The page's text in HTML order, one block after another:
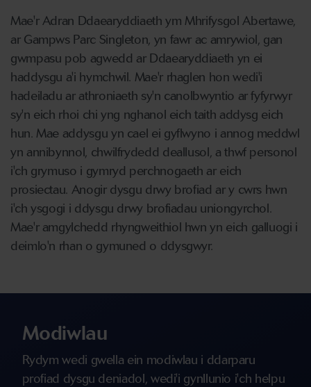
Mae'r Adran Ddaearyddiaeth ym Mhrifysgol Abertawe,
ar Gampws Parc Singleton, yn fawr ac amrywiol, gan
gwmpasu pob agwedd ar Ddaearyddiaeth yn ei
haddysgu a'i hymchwil. Mae'r rhaglen hon wedi'i
hadeiladu ar athroniaeth sy'n canolbwyntio ar fyfyrwyr
sy'n eich rhoi chi yng nghanol eich taith addysg eich
hun. Mae addysgu yn cael ei gyflwyno i annog meddwl
yn annibynnol, chwilfrydedd deallusol, a thwf personol
i'ch grymuso i gymryd perchnogaeth ar eich
prosiectau. Anogir dysgu drwy brofiad ar y cwrs hwn
i'ch ysgogi i ddysgu drwy brofiadau uniongyrchol.
Mae'r amgylchedd rhyngweithiol hwn yn eich galluogi i
deimlo'n rhan o gymuned o ddysgwyr.
Modiwlau
Rydym wedi gwella ein modiwlau i ddarparu
profiad dysgu deniadol, wedi'i gynllunio i'ch helpu